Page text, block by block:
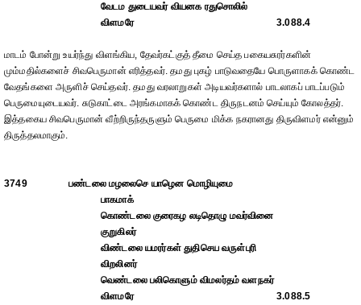
வேடம துடையவர் வியனக ரதுசொலில்
விளமரே
3.088.4
மாடம் போன்று உயர்ந்து விளங்கிய, தேவர்கட்குத் தீமை செய்த பகையசுரர்களின்
மும்மதில்களைச் சிவபெருமான் எரித்தவர். தமது புகழ் பாடுவதையே பொருளாகக் கொண்ட
வேதங்களை அருளிச் செய்தவர். தமது வரலாறுகள் அடியவர்களால் பாடலாகப் பாடப்படும்
பெருமையுடையவர். சுடுகாட்டை அரங்கமாகக் கொண்ட திருநடனம் செய்யும் கோலத்தர்.
இத்தகைய சிவபெருமான் வீற்றிருந்தருளும் பெருமை மிக்க நகரானது திருவிளமர் என்னும்
திருத்தலமாகும்.
3749
பண்டலை மழலைசெ யாழென மொழியுமை
பாகமாக்
கொண்டலை குரைகழ லடிதொழு மவர்வினை
குறுகிலர்
விண்டலை யமரர்கள் துதிசெய வருள்புரி
விறலினர்
வெண்டலை பலிகொளும் விமலர்தம் வளநகர்
விளமரே
3.088.5